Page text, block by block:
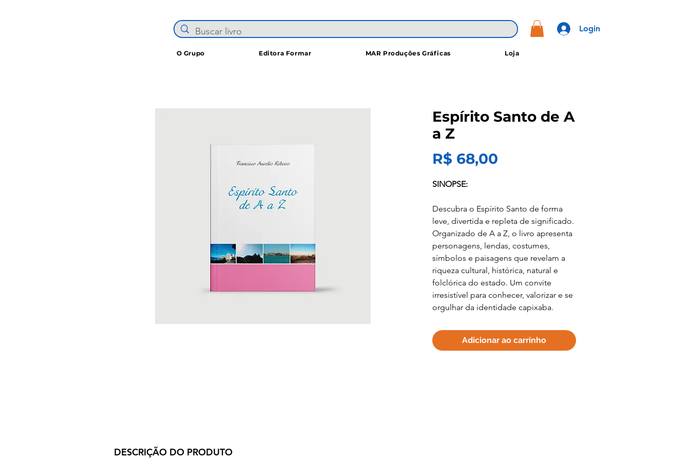
Login
O Grupo Editora Formar MAR Produções Gráficas Loja
Espírito Santo de A
a Z
R$ 68,00
SINOPSE:
Descubra o Espírito Santo de forma
leve, divertida e repleta de significado.
Organizado de A a Z, o livro apresenta
personagens, lendas, costumes,
símbolos e paisagens que revelam a
riqueza cultural, histórica, natural e
folclórica do estado. Um convite
irresistível para conhecer, valorizar e se
orgulhar da identidade capixaba.
Adicionar ao carrinho
DESCRIÇÃO DO PRODUTO